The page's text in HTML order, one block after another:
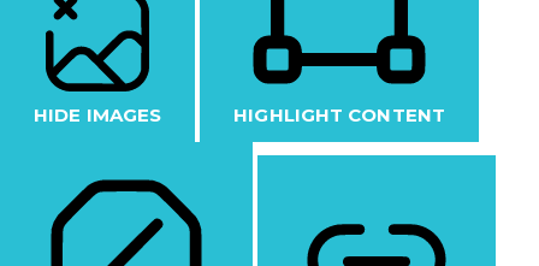
HIDE IMAGES HIGHLIGHT CONTENT